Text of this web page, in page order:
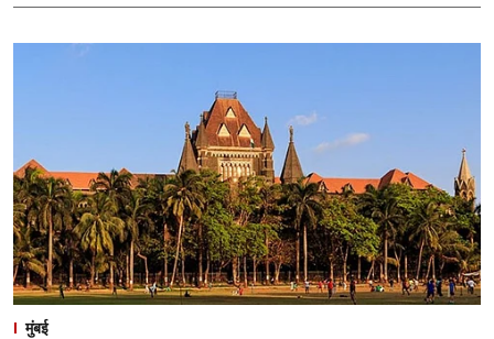
मुंबई